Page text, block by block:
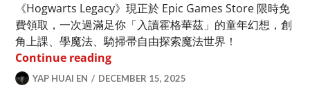
《Hogwarts Legacy》現正於 Epic Games Store 限時免
費領取，一次過滿足你「入讀霍格華茲」的童年幻想，創
角上課、學魔法、騎掃帚自由探索魔法世界！
Continue reading《Hogwarts Legacy》限時免費入手｜
YAP HUAI EN DECEMBER 15, 2025